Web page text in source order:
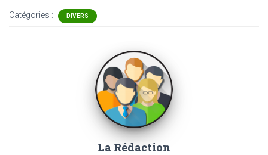
Catégories : DIVERS
La Rédaction